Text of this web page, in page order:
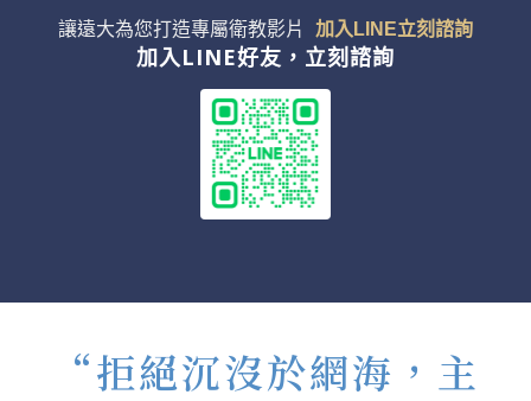
讓遠大為您打造專屬衛教影片 加入LINE立刻諮詢
加入LINE好友，立刻諮詢
“拒絕沉沒於網海，主